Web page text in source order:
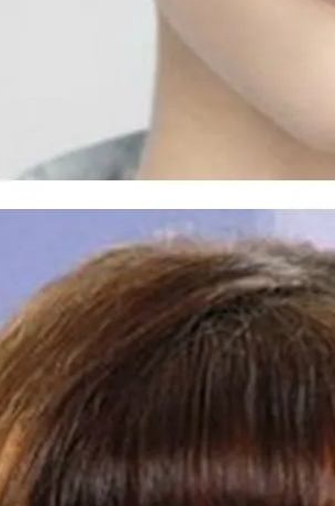
Зимняя Обувь: 5 Стильных
За Которыми
В Очереди
Факты О Войнах…